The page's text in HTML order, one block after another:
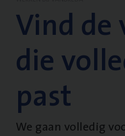
Vind de
die
past
We gaan volledig